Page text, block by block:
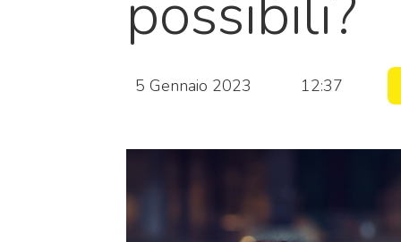
5 Gennaio 2023 12:37